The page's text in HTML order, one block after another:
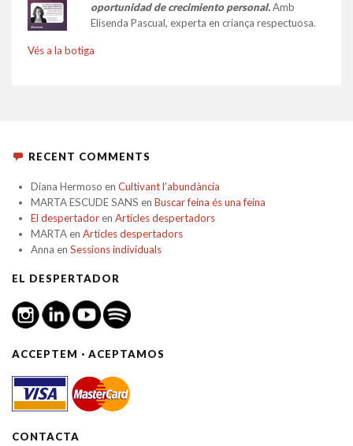
oportunidad de crecimiento personal.Amb
Elisenda Pascual, experta en criança respectuosa.
Vés a la botiga
RECENT COMMENTS
Diana Hermoso en Cultivant l’abundància
MARTA ESCUDE SANS en Buscar feina és una feina
El despertadoren Articles despertadors
MARTAen Articles despertadors
Anna en Sessions individuals
EL DESPERTADOR
ACCEPTEM · ACEPTAMOS
CONTACTA